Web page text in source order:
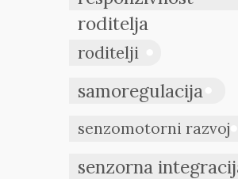
roditelja
roditelji
samoregulacija
senzomotorni razvoj
senzorna